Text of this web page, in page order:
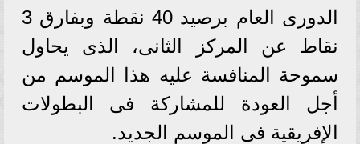
الدورى العام برصيد 40 نقطة وبفارق 3
نقاط عن المركز الثانى، الذى يحاول
سموحة المنافسة عليه هذا الموسم من
أجل العودة للمشاركة فى البطولات
الإفريقية فى الموسم الجديد.